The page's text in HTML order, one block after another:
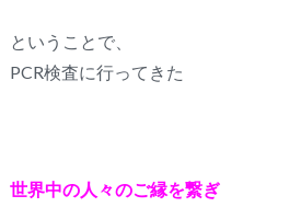
ということで、
PCR検査に行ってきた
世界中の人々のご縁を繋ぎ